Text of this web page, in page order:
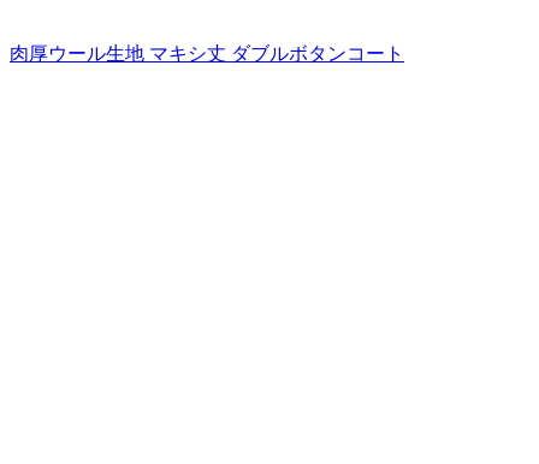
肉厚ウール生地 マキシ丈 ダブルボタンコート